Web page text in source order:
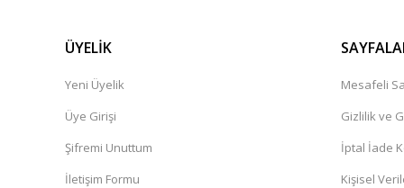
ÜYELİK
Yeni Üyelik
Üye Girişi
Şifremi Unuttum
İletişim Formu
Mesafeli
Gizlilik ve
İptal İade
Kişisel